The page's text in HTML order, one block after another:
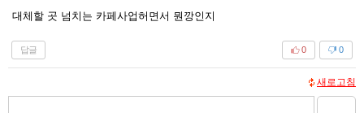
대체할 곳 넘치는 카페사업허면서 뭔깡인지
답글 0
0
새로고침